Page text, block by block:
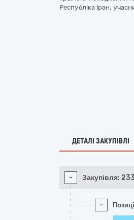
Республіка Іран;
ДЕТАЛІ ЗАКУПІВЛІ
- Закупівля:
-